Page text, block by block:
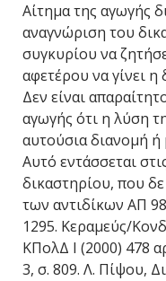
Αίτημα της αγωγής
αναγνώριση του
συγκυρίου να
αφετέρου να γίνει
Δεν είναι
αγωγής ότι η λύση
αυτούσια διανομή
Αυτό εντάσσεται
δικαστηρίου, που δε
των αντιδίκων ΑΠ
1295. Κεραμεύς/
ΚΠολΔ Ι (2000) 478
3, σ. 809. Λ. Πίψου,